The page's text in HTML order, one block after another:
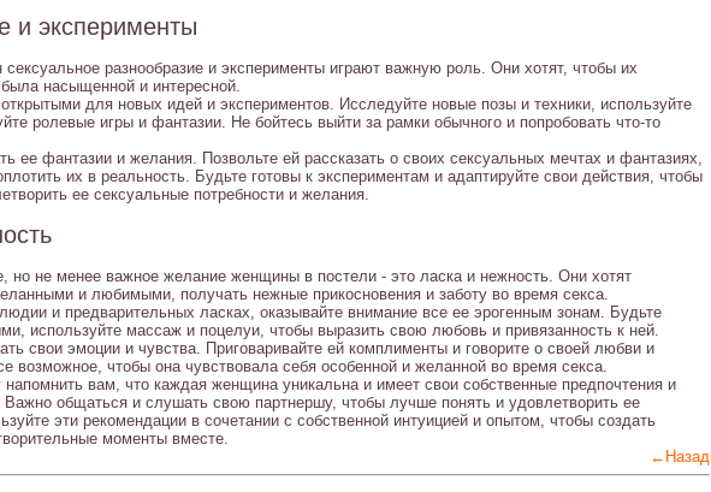
и эксперименты
разнообразие и эксперименты играют важную роль. Они хотят, чтобы их
насыщенной и интересной.
для новых идей и экспериментов. Исследуйте новые позы и техники, используйте
ролевые игры и фантазии. Не бойтесь выйти за рамки обычного и попробовать что-то
ее фантазии и желания. Позвольте ей рассказать о своих сексуальных мечтах и фантазиях,
их в реальность. Будьте готовы к экспериментам и адаптируйте свои действия, чтобы
ее сексуальные потребности и желания.
но не менее важное желание женщины в постели - это ласка и нежность. Они хотят
и любимыми, получать нежные прикосновения и заботу во время секса.
и предварительных ласках, оказывайте внимание все ее эрогенным зонам. Будьте
используйте массаж и поцелуи, чтобы выразить свою любовь и привязанность к ней.
свои эмоции и чувства. Приговаривайте ей комплименты и говорите о своей любви и
возможное, чтобы она чувствовала себя особенной и желанной во время секса.
вам, что каждая женщина уникальна и имеет свои собственные предпочтения и
общаться и слушать свою партнершу, чтобы лучше понять и удовлетворить ее
эти рекомендации в сочетании с собственной интуицией и опытом, чтобы создать
моменты вместе.
←Назад